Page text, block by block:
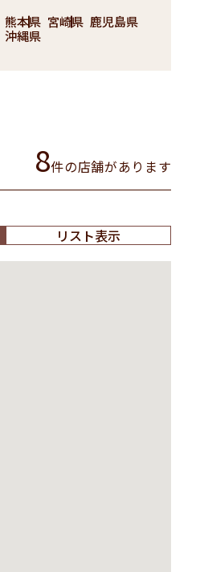
熊本県 宮崎県 鹿児島県
沖縄県
8件の店舗があります
リスト表示